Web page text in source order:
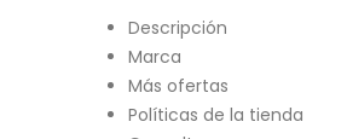
Descripción
Marca
Más ofertas
Políticas de la tienda